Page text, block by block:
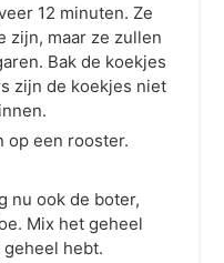
12 minuten. Ze
zijn, maar ze zullen
Bak de koekjes
zijn de koekjes niet
op een rooster.
nu ook de boter,
Mix het geheel
hebt.